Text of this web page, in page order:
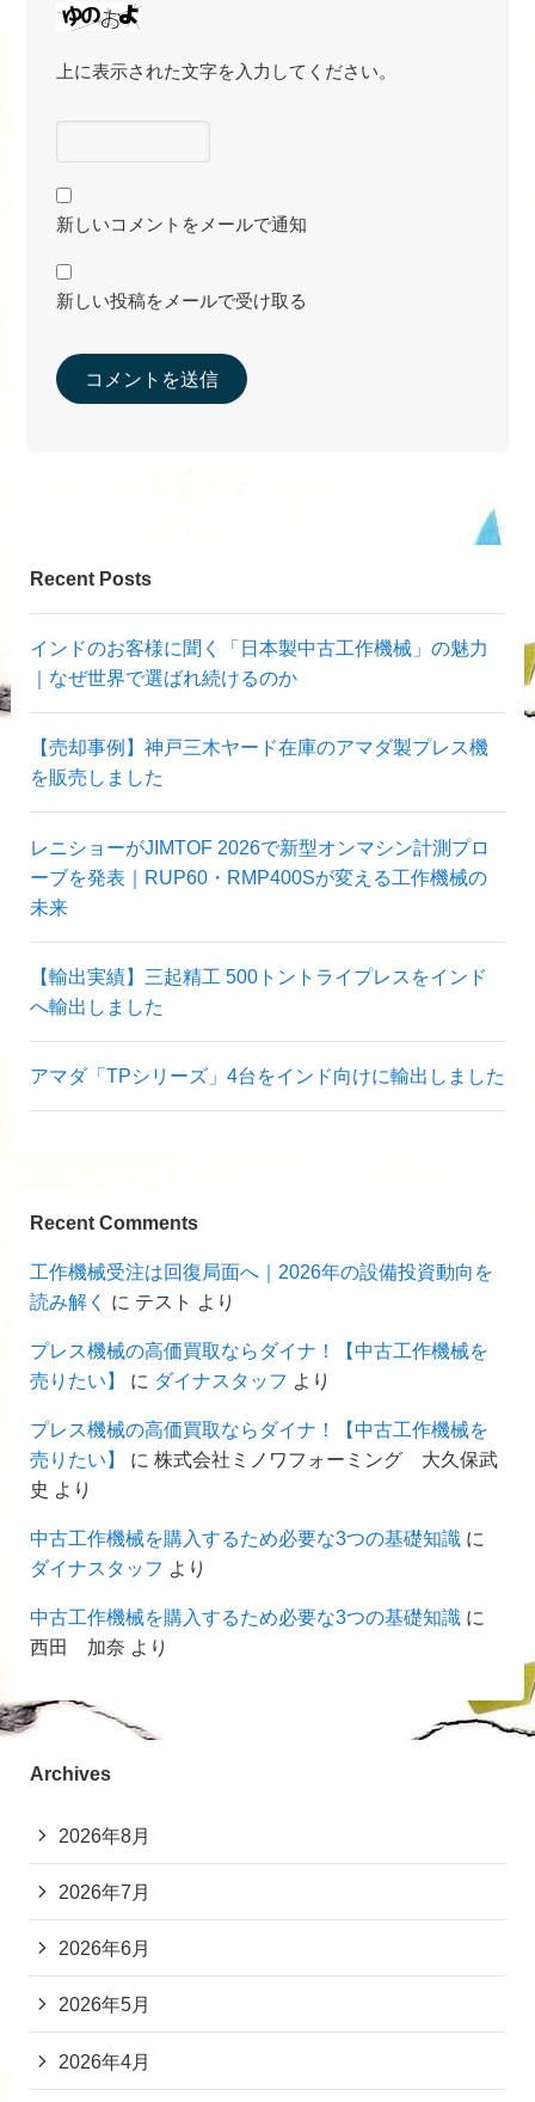
上に表示された文字を入力してください。
新しいコメントをメールで通知
新しい投稿をメールで受け取る
Recent Posts
インドのお客様に聞く「日本製中古工作機械」の魅力
｜なぜ世界で選ばれ続けるのか
【売却事例】神戸三木ヤード在庫のアマダ製プレス機
を販売しました
レニショーがJIMTOF 2026で新型オンマシン計測プロ
ーブを発表｜RUP60・RMP400Sが変える工作機械の
未来
【輸出実績】三起精工 500トントライプレスをインド
へ輸出しました
アマダ「TPシリーズ」4台をインド向けに輸出しました
Recent Comments
工作機械受注は回復局面へ｜2026年の設備投資動向を
読み解く
に テスト より
プレス機械の高価買取ならダイナ！【中古工作機械を
売りたい】
に ダイナスタッフ より
プレス機械の高価買取ならダイナ！【中古工作機械を
売りたい】
に 株式会社ミノワフォーミング 大久保武
史 より
中古工作機械を購入するため必要な3つの基礎知識に
ダイナスタッフ より
中古工作機械を購入するため必要な3つの基礎知識に
西田 加奈 より
Archives
2026年8月
2026年7月
2026年6月
2026年5月
2026年4月